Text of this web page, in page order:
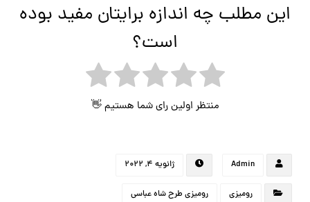
این مطلب چه اندازه برایتان مفید بوده
است؟
منتظر اولین رای شما هستیم 👋
Admin ژانویه ۴, ۲۰۲۲
رومیزی رومیزی طرح شاه عباسی